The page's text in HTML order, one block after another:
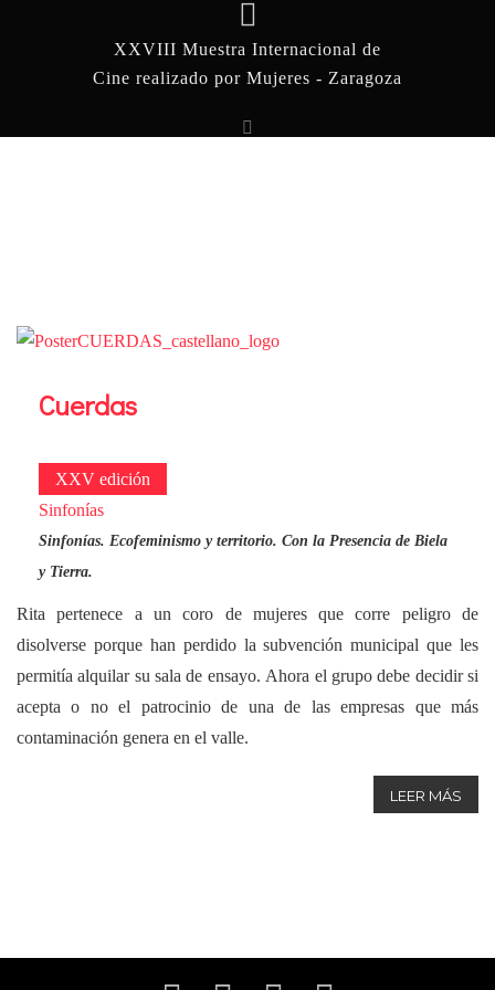
XXVIII Muestra Internacional de
Cine realizado por Mujeres - Zaragoza
Cuerdas
XXV edición
Sinfonías
Sinfonías. Ecofeminismo y territorio. Con la Presencia de Biela
y Tierra.
Rita pertenece a un coro de mujeres que corre peligro de
disolverse porque han perdido la subvención municipal que les
permitía alquilar su sala de ensayo. Ahora el grupo debe decidir si
acepta o no el patrocinio de una de las empresas que más
contaminación genera en el valle.
LEER MÁS